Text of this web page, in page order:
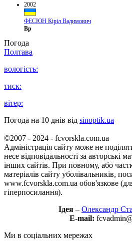
2002
ФЕСЮН Кіріл Вадимович
Вр
Погода
Полтава
вологість:
тиск:
вітер:
Погода на 10 днів від sinoptik.ua
©2007 - 2024 - fcvorskla.com.ua
Адміністрація сайту може не
несе відповідальності за авторські
інших сайтів. При повному, або
матеріалів сайту уболівальників,
www.fcvorskla.com.ua обов'язкове
гіперпосилання).
Ідея – Олександр
E-mail:
Ми в соціальних мережах